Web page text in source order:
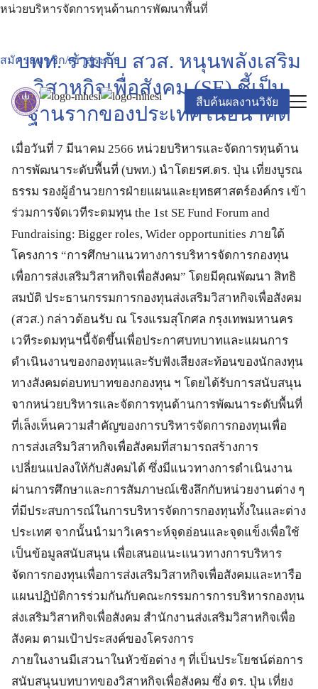
หน่วยบริหารจัดการทุนด้านการพัฒนาพื้นที่
สมัครสมาชิก/เข้าสู่ระบบ
สืบค้นผลงานวิจัย
บพท. ร่วมกับ สวส. หนุนพลังเสริม
วิสาหกิจเพื่อสังคม (SE) ชี้เป็น
ฐานรากของประเทศในอนาคต
เมื่อวันที่ 7 มีนาคม 2566 หน่วยบริหารและจัดการทุนด้าน
การพัฒนาระดับพื้นที่ (บพท.) นำโดยรศ.ดร. ปุ่น เที่ยงบูรณ
ธรรม รองผู้อำนวยการฝ่ายแผนและยุทธศาสตร์องค์กร เข้า
ร่วมการจัดเวทีระดมทุน the 1st SE Fund Forum and
Fundraising: Bigger roles, Wider opportunities ภายใต้
โครงการ “การศึกษาแนวทางการบริหารจัดการกองทุน
เพื่อการส่งเสริมวิสาหกิจเพื่อสังคม” โดยมีคุณพัฒนา สิทธิ
สมบัติ ประธานกรรมการกองทุนส่งเสริมวิสาหกิจเพื่อสังคม
(สวส.) กล่าวต้อนรับ ณ โรงแรมสุโกศล กรุงเทพมหานคร
เวทีระดมทุนฯนี้จัดขึ้นเพื่อประกาศบทบาทและแผนการ
ดำเนินงานของกองทุนและรับฟังเสียงสะท้อนของนักลงทุน
ทางสังคมต่อบทบาทของกองทุน ฯ โดยได้รับการสนับสนุน
จากหน่วยบริหารและจัดการทุนด้านการพัฒนาระดับพื้นที่
ที่เล็งเห็นความสำคัญของการบริหารจัดการกองทุนเพื่อ
การส่งเสริมวิสาหกิจเพื่อสังคมที่สามารถสร้างการ
เปลี่ยนแปลงให้กับสังคมได้ ซึ่งมีแนวทางการดำเนินงาน
ผ่านการศึกษาและการสัมภาษณ์เชิงลึกกับหน่วยงานต่าง ๆ
ที่มีประสบการณ์ในการบริหารจัดการกองทุนทั้งในและต่าง
ประเทศ จากนั้นนำมาวิเคราะห์จุดอ่อนและจุดแข็งเพื่อใช้
เป็นข้อมูลสนับสนุน เพื่อเสนอแนะแนวทางการบริหาร
จัดการกองทุนเพื่อการส่งเสริมวิสาหกิจเพื่อสังคมและหารือ
แผนปฏิบัติการร่วมกันกับคณะกรรมการการบริหารกองทุน
ส่งเสริมวิสาหกิจเพื่อสังคม สำนักงานส่งเสริมวิสาหกิจเพื่อ
สังคม ตามเป้าประสงค์ของโครงการ
ภายในงานมีเสวนาในหัวข้อต่าง ๆ ที่เป็นประโยชน์ต่อการ
สนับสนุนบทบาทของวิสาหกิจเพื่อสังคม ซึ่ง ดร. ปุ่น เที่ยง